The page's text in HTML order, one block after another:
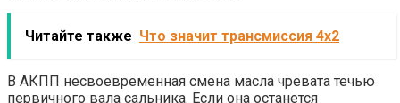
Читайте также Что значит трансмиссия 4х2
В АКПП несвоевременная смена масла чревата течью
первичного вала сальника. Если она останется